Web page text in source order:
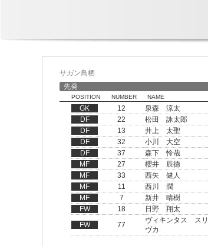
サガン鳥栖
先発
POSITION NUMBER NAME
GK 12
泉森 涼太
DF
22
松田 詠太郎
DF
13
井上 太聖
DF
32
小川 大空
DF
37
森下 怜哉
MF
27
櫻井 辰徳
MF
33
西矢 健人
MF
11
西川 潤
MF
7
新井 晴樹
FW
18
日野 翔太
FW
77
ヴィキンタス スリ
ヴカ